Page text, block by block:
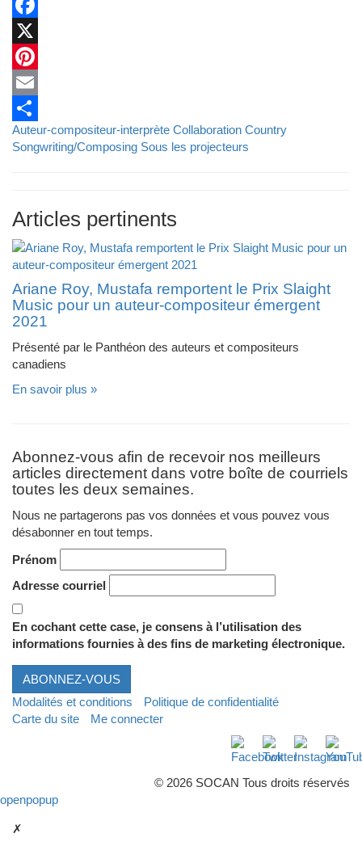
Facebook
X
Pinterest
Email
Partager
Auteur-compositeur-interprète Collaboration Country
Songwriting/Composing Sous les projecteurs
Articles pertinents
Ariane Roy, Mustafa remportent le Prix Slaight
Music pour un auteur-compositeur émergent
2021
Présenté par le Panthéon des auteurs et compositeurs
canadiens
En savoir plus »
Abonnez-vous afin de recevoir nos meilleurs
articles directement dans votre boîte de courriels
toutes les deux semaines.
Nous ne partagerons pas vos données et vous pouvez vous
désabonner en tout temps.
Prénom
Adresse courriel
En cochant cette case, je consens à l’utilisation des
informations fournies à des fins de marketing électronique.
ABONNEZ-VOUS
Modalités et conditions
Politique de confidentialité
Carte du site
Me connecter
© 2026 SOCAN Tous droits réservés
openpopup
✗